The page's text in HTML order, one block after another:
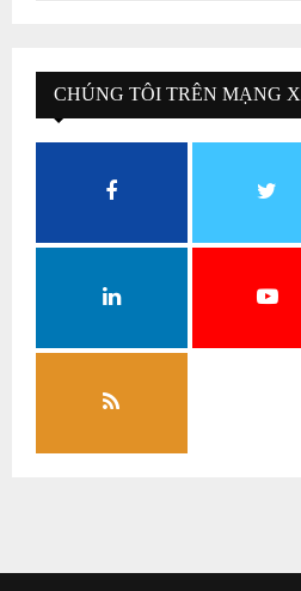
CHÚNG TÔI TRÊN MẠNG